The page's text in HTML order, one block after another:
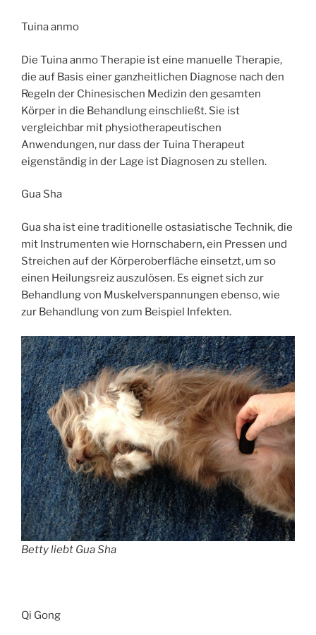
Tuina anmo
Die Tuina anmo Therapie ist eine manuelle Therapie,
die auf Basis einer ganzheitlichen Diagnose nach den
Regeln der Chinesischen Medizin den gesamten
Körper in die Behandlung einschließt. Sie ist
vergleichbar mit physiotherapeutischen
Anwendungen, nur dass der Tuina Therapeut
eigenständig in der Lage ist Diagnosen zu stellen.
Gua Sha
Gua sha ist eine traditionelle ostasiatische Technik, die
mit Instrumenten wie Hornschabern, ein Pressen und
Streichen auf der Körperoberfläche einsetzt, um so
einen Heilungsreiz auszulösen. Es eignet sich zur
Behandlung von Muskelverspannungen ebenso, wie
zur Behandlung von zum Beispiel Infekten.
Betty liebt Gua Sha
Qi Gong